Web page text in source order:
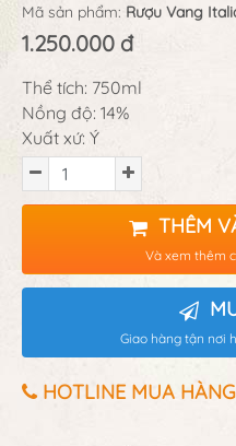
Mã sản phẩm: Rượu Vang
1.250.000 đ
Thể tích: 750ml
Nồng độ: 14%
Xuất xứ: Ý
THÊM
Và xem thêm
Giao hàng tận nơi
HOTLINE MUA HÀNG